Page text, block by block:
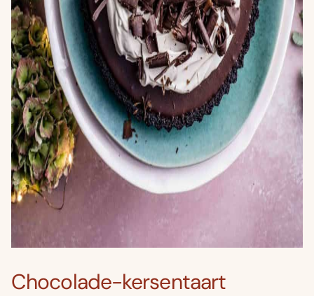
Chocolade-kersentaart